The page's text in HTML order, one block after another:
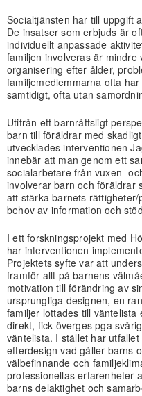
Socialtjänsten har till uppgift
De insatser som erbjuds är
individuellt anpassade
familjen involveras är mindre
organisering efter ålder,
familjemedlemmarna ofta
samtidigt, ofta utan
Utifrån ett barnrättsligt
barn till föräldrar med
utvecklades interventionen
innebär att man genom ett
socialarbetare från vuxen-
involverar barn och föräldrar
att stärka barnets
behov av information och
I ett forskningsprojekt med
har interventionen
Projektets syfte var att
framför allt på barnens
motivation till förändring av
ursprungliga designen, en
familjer lottades till
direkt, fick överges pga
väntelista. I stället har
efterdesign vad gäller barns
välbefinnande och
professionellas erfarenheter
barns delaktighet och